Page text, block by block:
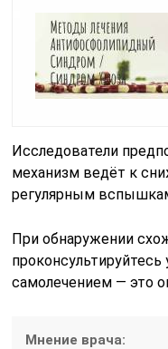
Исследователи
механизм ведёт к
регулярным
При обнаружении
самолечением — это
Мнение врача: